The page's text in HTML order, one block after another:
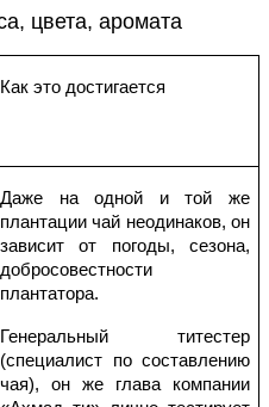
цвета, аромата
Как это достигается
Даже на одной и той же
плантации чай неодинаков, он
зависит от погоды, сезона,
добросовестности
плантатора.
Генеральный титестер
(специалист по составлению
чая), он же глава компании